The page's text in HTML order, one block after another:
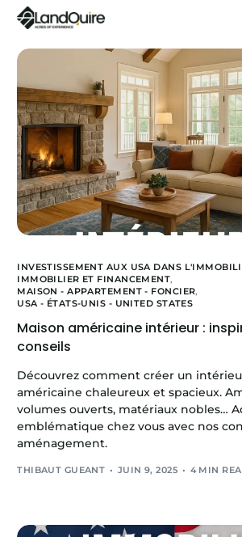
INVESTISSEMENT AUX USA DANS
IMMOBILIER ET FINANCEMENT,
MAISON - APPARTEMENT - FONCIER,
USA - ÉTATS-UNIS - UNITED STATES
Maison américaine intérieur :
conseils
Découvrez comment créer un
américaine chaleureux et spacieux.
volumes ouverts, matériaux nobles…
emblématique chez vous avec nos
aménagement.
THIBAUT GUEANT JUIN 9, 2025 4 MIN